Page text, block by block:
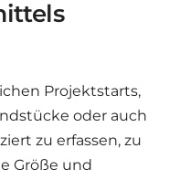
Projektstarts,
oder auch
zu erfassen, zu
Größe und